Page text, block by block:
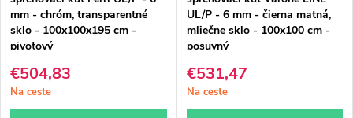
mm - chróm, transparentné
sklo - 100x100x195 cm -
pivotový
€504,83
Na ceste
UL/P - 6 mm - čierna matná,
mliečne sklo - 100x100 cm -
posuvný
€531,47
Na ceste